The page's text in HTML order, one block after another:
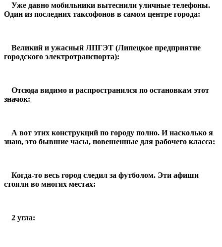
Уже давно мобильники вытеснили уличные телефоны.
Один из последних таксофонов в самом центре города:
Великий и ужасный ЛПГЭТ (Липецкое предприятие
городского электротранспорта):
Отсюда видимо и распространился по остановкам этот
значок:
А вот этих конструкций по городу полно. И насколько я
знаю, это бывшие часы, повешенные для рабочего класса:
Когда-то весь город следил за футболом. Эти афиши
стояли во многих местах:
2 угла: